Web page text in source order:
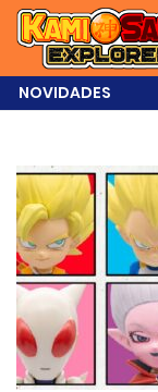
NOVIDADES